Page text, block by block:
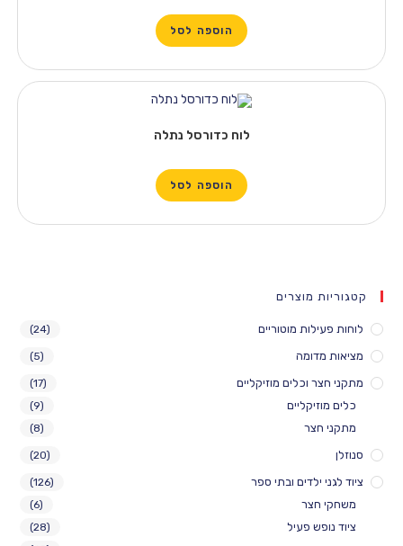
הוספה לסל
לוח כדורסל נתלה
הוספה לסל
קטגוריות מוצרים
לוחות פעילות מוטוריים (24)
מציאות מדומה (5)
מתקני חצר וכלים מוזיקליים (17)
כלים מוזיקליים (9)
מתקני חצר (8)
סנוזלן (20)
ציוד לגני ילדים ובתי ספר (126)
משחקי חצר (6)
ציוד נופש פעיל (28)